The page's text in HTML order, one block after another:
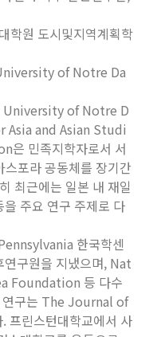
학원 도시및지역계획학
of Notre Da
University of Notre D
and Asian Studi
은 민족지학자로서 서
포라 공동체를 장기간
최근에는 일본 내 재일
주요 연구 주제로 다
한국학센
구원을 지냈으며, Nat
Foundation 등 다수
연구는 The Journal of
린스턴대학교에서 사